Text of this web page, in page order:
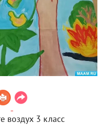
воздух 3 класс